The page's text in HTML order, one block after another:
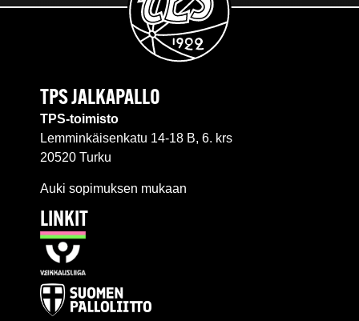
TPS JALKAPALLO
TPS-toimisto
Lemminkäisenkatu 14-18 B, 6. krs
20520 Turku
Auki sopimuksen mukaan
LINKIT